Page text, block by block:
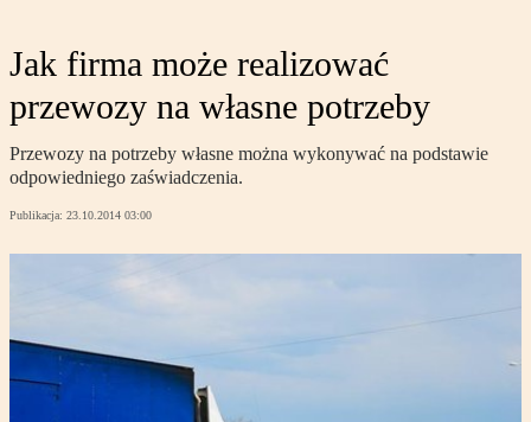
Jak firma może realizować
przewozy na własne potrzeby
Przewozy na potrzeby własne można wykonywać na podstawie
odpowiedniego zaświadczenia.
Publikacja: 23.10.2014 03:00